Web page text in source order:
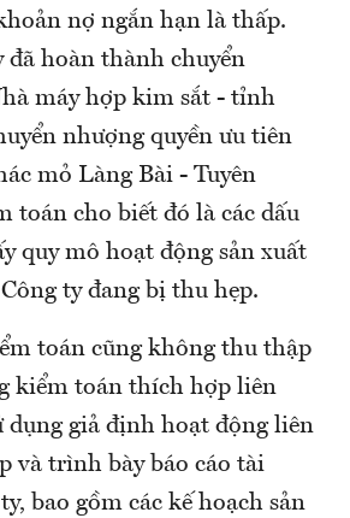
nợ ngắn hạn là thấp.
đã hoàn thành chuyển
máy hợp kim sắt - tỉnh
nhượng quyền ưu tiên
mỏ Làng Bài - Tuyên
toán cho biết đó là các dấu
quy mô hoạt động sản xuất
ty đang bị thu hẹp.
toán cũng không thu thập
kiểm toán thích hợp liên
dụng giả định hoạt động liên
và trình bày báo cáo tài
bao gồm các kế hoạch sản